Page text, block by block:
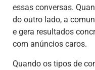
essas conversas.
do outro lado, a
e gera resultados
com anúncios caros.
Quando os tipos de